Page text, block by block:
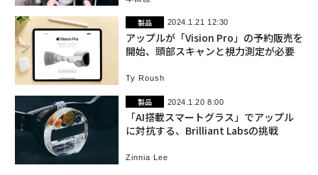
製品 2024.1.21 12:30
アップルが「Vision Pro」の予約販売を
開始、頭部スキャンと視力測定が必要
Ty Roush
製品 2024.1.20 8:00
「AI搭載スマートグラス」でアップル
に対抗する、Brilliant Labsの挑戦
Zinnia Lee